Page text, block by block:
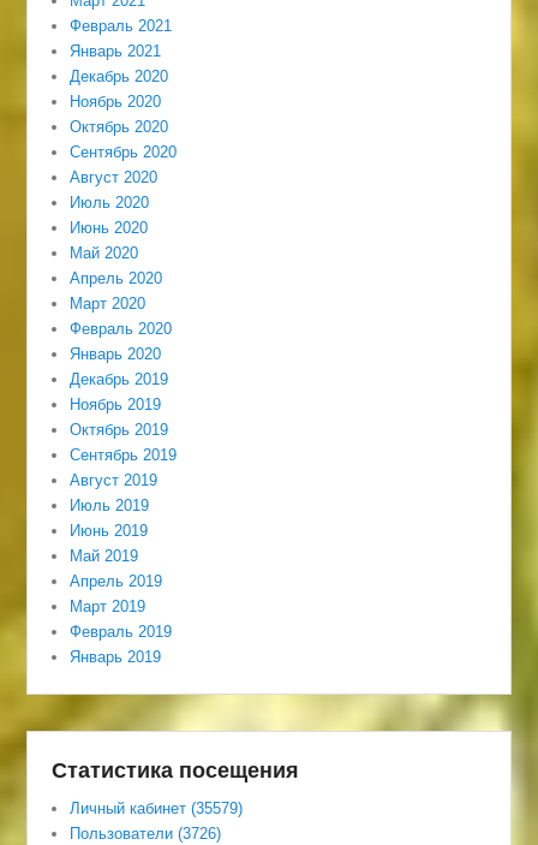
Февраль 2021
Январь 2021
Декабрь 2020
Ноябрь 2020
Октябрь 2020
Сентябрь 2020
Август 2020
Июль 2020
Июнь 2020
Май 2020
Апрель 2020
Март 2020
Февраль 2020
Январь 2020
Декабрь 2019
Ноябрь 2019
Октябрь 2019
Сентябрь 2019
Август 2019
Июль 2019
Июнь 2019
Май 2019
Апрель 2019
Март 2019
Февраль 2019
Январь 2019
Статистика посещения
Личный кабинет (35579)
Пользователи (3726)